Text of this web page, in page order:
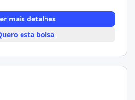
mais detalhes
esta bolsa